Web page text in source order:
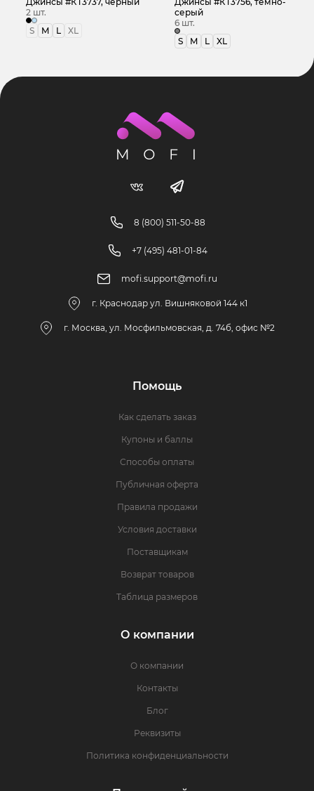
2 шт.
S
M L XL
серый
6 шт.
S
M L XL
8 (800) 511-50-88
+7 (495) 481-01-84
mofi.support@mofi.ru
г. Краснодар ул. Вишняковой 144 к1
г. Москва, ул. Мосфильмовская, д. 74б, офис №2
Помощь
Как сделать заказ
Купоны и баллы
Способы оплаты
Публичная оферта
Правила продажи
Условия доставки
Поставщикам
Возврат товаров
Таблица размеров
О компании
О компании
Контакты
Блог
Реквизиты
Политика конфиденциальности